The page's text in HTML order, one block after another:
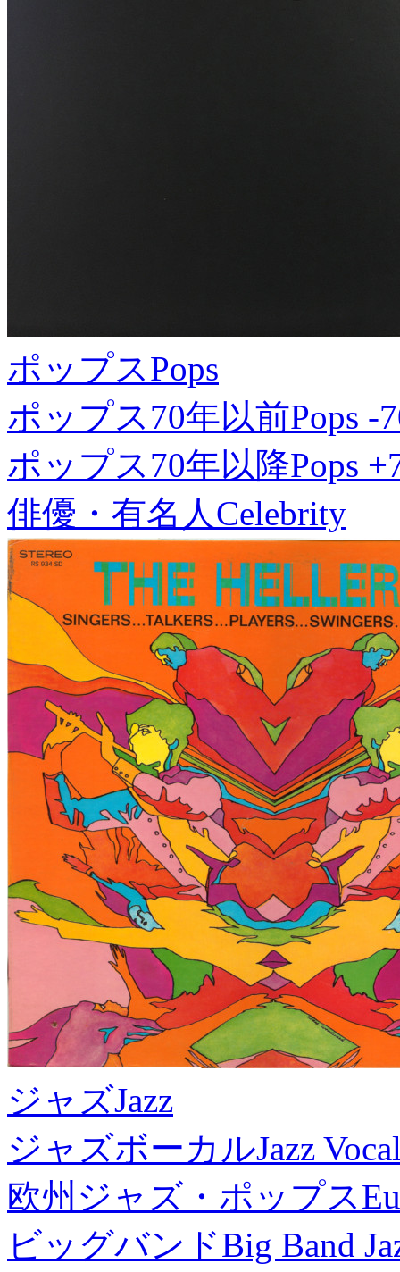
ポップスPops
ポップス70年以前Pops -
ポップス70年以降Pops
俳優・有名人Celebrity
ジャズJazz
ジャズボーカルJazz
欧州ジャズ・ポップス
ビッグバンドBig Band